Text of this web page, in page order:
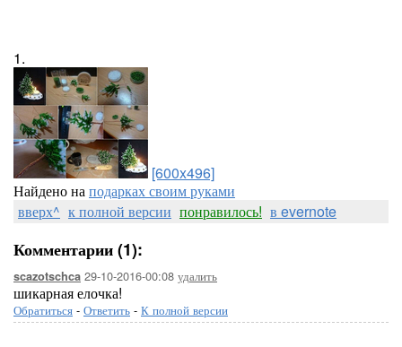
1.
[600x496]
Найдено наподарках своим руками
вверх^ к полной версии понравилось! в evernote
Комментарии (1):
scazotschca 29-10-2016-00:08 удалить
шикарная елочка!
Обратиться - Ответить - К полной версии